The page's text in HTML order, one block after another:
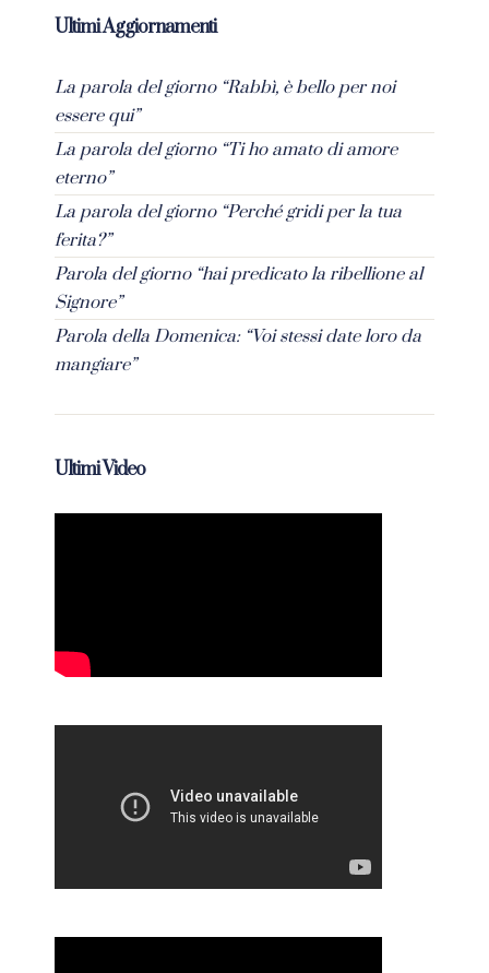
Ultimi Aggiornamenti
La parola del giorno “Rabbì, è bello per noi
essere qui”
La parola del giorno “Ti ho amato di amore
eterno”
La parola del giorno “Perché gridi per la tua
ferita?”
Parola del giorno “hai predicato la ribellione al
Signore”
Parola della Domenica: “Voi stessi date loro da
mangiare”
Ultimi Video